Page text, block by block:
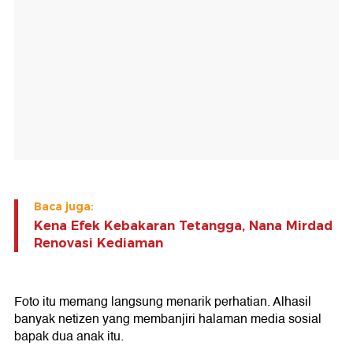
Baca juga:
Kena Efek Kebakaran Tetangga, Nana Mirdad
Renovasi Kediaman
Foto itu memang langsung menarik perhatian. Alhasil
banyak netizen yang membanjiri halaman media sosial
bapak dua anak itu.